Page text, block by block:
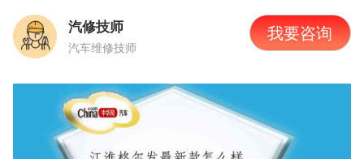
汽修技师
汽车维修技师
我要咨询